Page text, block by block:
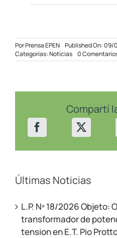
PorPrensa EPEN Published On: 09/
Categorías:Noticias 0
Compartí
Últimas Noticias
L.P. Nº 18/2026 Objeto:
transformador de
tension en E.T. Pio